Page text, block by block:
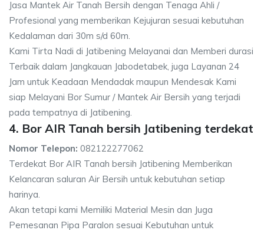
Jasa Mantek Air Tanah Bersih dengan Tenaga Ahli /
Profesional yang memberikan Kejujuran sesuai kebutuhan
Kedalaman dari 30m s/d 60m.
Kami Tirta Nadi di Jatibening Melayanai dan Memberi durasi
Terbaik dalam Jangkauan Jabodetabek, juga Layanan 24
Jam untuk Keadaan Mendadak maupun Mendesak Kami
siap Melayani Bor Sumur / Mantek Air Bersih yang terjadi
pada tempatnya di Jatibening.
4. Bor AIR Tanah bersih Jatibening terdekat
Nomor Telepon: 082122277062
Terdekat Bor AIR Tanah bersih Jatibening Memberikan
Kelancaran saluran Air Bersih untuk kebutuhan setiap
harinya.
Akan tetapi kami Memiliki Material Mesin dan Juga
Pemesanan Pipa Paralon sesuai Kebutuhan untuk